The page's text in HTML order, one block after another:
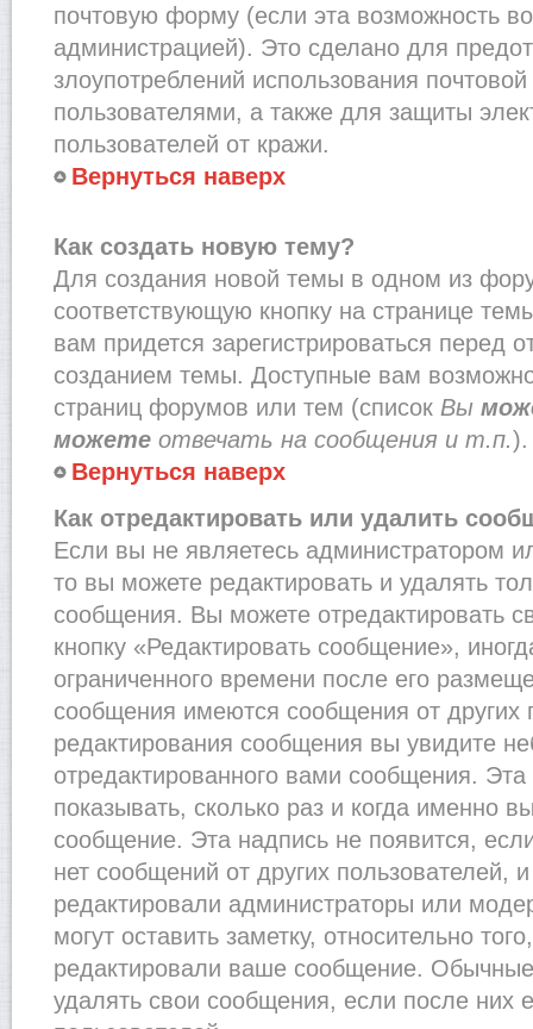
почтовую форму (если эта возможность
администрацией). Это сделано для
злоупотреблений использования
пользователями, а также для защиты
пользователей от кражи.
Вернуться наверх
Как создать новую тему?
Для создания новой темы в одном из
соответствующую кнопку на странице
вам придется зарегистрироваться перед
созданием темы. Доступные вам
страниц форумов или тем (список Вы
можете отвечать на сообщения и т.п.).
Вернуться наверх
Как отредактировать или удалить
Если вы не являетесь администратором
то вы можете редактировать и удалять
сообщения. Вы можете отредактировать
кнопку «Редактировать сообщение»,
ограниченного времени после его
сообщения имеются сообщения от других
редактирования сообщения вы увидите
отредактированного вами сообщения. Эта
показывать, сколько раз и когда именно
сообщение. Эта надпись не появится,
нет сообщений от других пользователей,
редактировали администраторы или
могут оставить заметку, относительно
редактировали ваше сообщение. Обычные
удалять свои сообщения, если после них